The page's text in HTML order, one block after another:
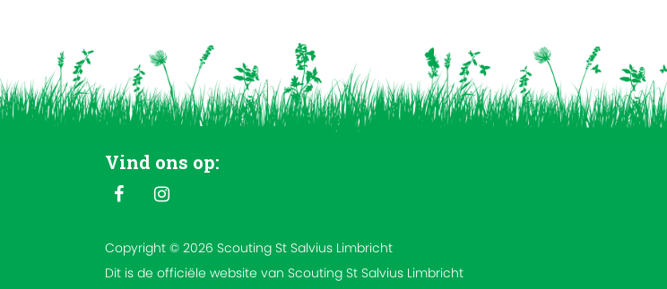
Vind ons op:
Copyright © 2026 Scouting St Salvius Limbricht
Dit is de officiële website van Scouting St Salvius Limbricht